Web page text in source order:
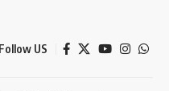
Follow US